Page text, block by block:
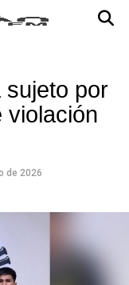
sujeto por
violación
de 2026